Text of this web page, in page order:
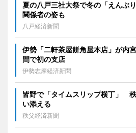
夏の八戸三社大祭で冬の「えんぶ
関係者の姿も
八戸経済新聞
伊勢「二軒茶屋餅角屋本店」が
間で初の支店
伊勢志摩経済新聞
皆野で「タイムスリップ横丁」
い添える
秩父経済新聞